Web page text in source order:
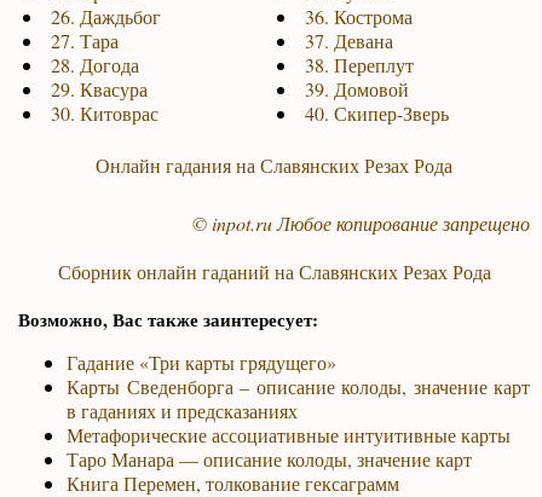
26. Даждьбог
27. Тара
28. Догода
29. Квасура
30. Китоврас
36. Кострома
37. Девана
38. Переплут
39. Домовой
40. Скипер-Зверь
Онлайн гадания на Славянских Резах Рода
©inpot.ruЛюбое копирование запрещено
Сборник онлайн гаданий на Славянских Резах Рода
Возможно, Вас также заинтересует:
Гадание «Три карты грядущего»
Карты Сведенборга – описание колоды, значение карт
в гаданиях и предсказаниях
Метафорические ассоциативные интуитивные карты
Таро Манара — описание колоды, значение карт
Книга Перемен, толкование гексаграмм